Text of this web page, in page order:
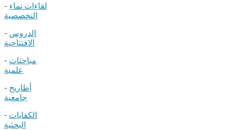
- لقاءات نماء
التخصصية
- الدروس
الافتتاحية
- مباحثات
علمية
- أطاريح
جامعية
- الكفايات
البحثية